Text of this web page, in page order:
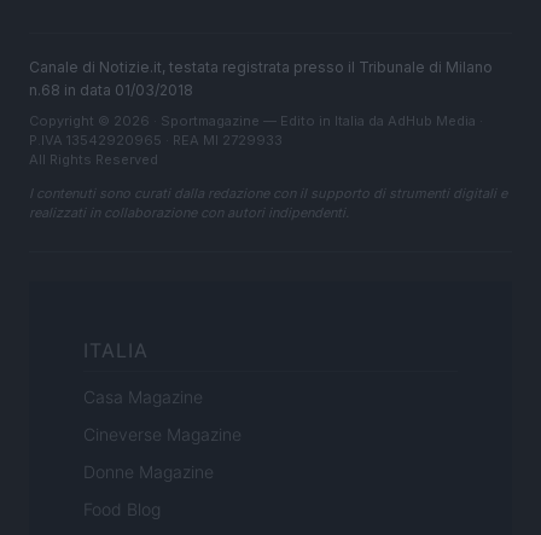
Canale di Notizie.it, testata registrata presso il Tribunale di Milano
n.68 in data 01/03/2018
Copyright © 2026 · Sportmagazine — Edito in Italia da AdHub Media
P.IVA 13542920965 · REA MI 2729933
All Rights Reserved
I contenuti sono curati dalla redazione con il supporto di strumenti digitali e
realizzati in collaborazione con autori indipendenti.
ITALIA
Casa Magazine
Cineverse Magazine
Donne Magazine
Food Blog